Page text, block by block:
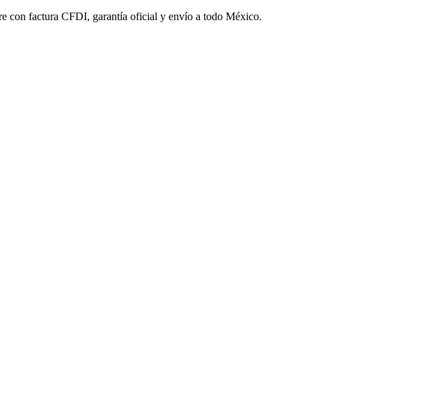
con factura CFDI, garantía oficial y envío a todo México.